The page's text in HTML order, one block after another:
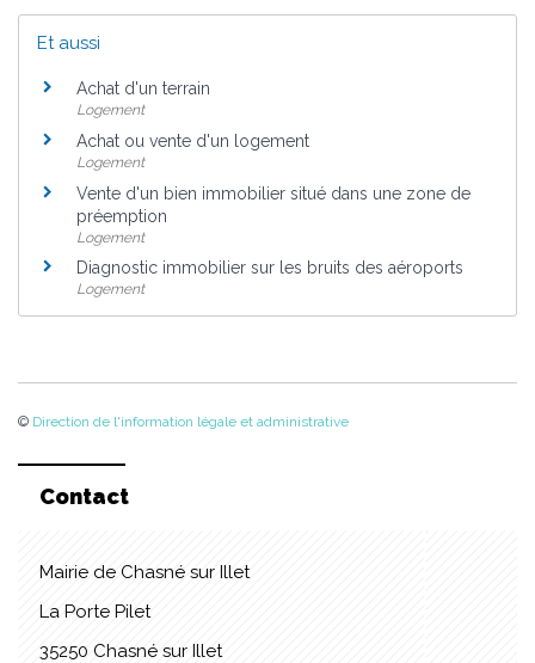
Et aussi
Achat d'un terrain
Logement
Achat ou vente d'un logement
Logement
Vente d'un bien immobilier situé dans une zone de
préemption
Logement
Diagnostic immobilier sur les bruits des aéroports
Logement
© Direction de l'information légale et administrative
Contact
Mairie de Chasné sur Illet
La Porte Pilet
35250 Chasné sur Illet